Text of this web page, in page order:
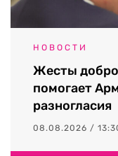
НОВОСТИ
Жесты
помогает
разногласия
08.08.2026 /